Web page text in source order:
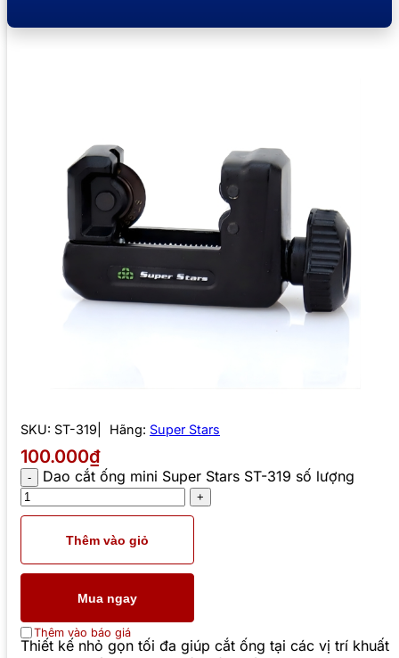
SKU: ST-319 Hãng: Super Stars
100.000₫
Dao cắt ống mini Super Stars ST-319 số lượng
Thêm vào giỏ
Mua ngay
Thêm vào báo giá
Thiết kế nhỏ gọn tối đa giúp cắt ống tại các vị trí khuất